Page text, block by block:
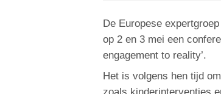
De Europese
op 2 en 3 mei een
engagement to reality’.
Het is volgens hen tijd